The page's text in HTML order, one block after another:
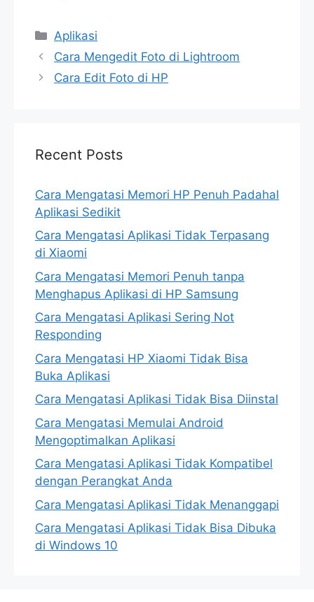
Categories
Aplikasi
Cara Mengedit Foto di Lightroom
Cara Edit Foto di HP
Recent Posts
Cara Mengatasi Memori HP Penuh Padahal
Aplikasi Sedikit
Cara Mengatasi Aplikasi Tidak Terpasang
di Xiaomi
Cara Mengatasi Memori Penuh tanpa
Menghapus Aplikasi di HP Samsung
Cara Mengatasi Aplikasi Sering Not
Responding
Cara Mengatasi HP Xiaomi Tidak Bisa
Buka Aplikasi
Cara Mengatasi Aplikasi Tidak Bisa Diinstal
Cara Mengatasi Memulai Android
Mengoptimalkan Aplikasi
Cara Mengatasi Aplikasi Tidak Kompatibel
dengan Perangkat Anda
Cara Mengatasi Aplikasi Tidak Menanggapi
Cara Mengatasi Aplikasi Tidak Bisa Dibuka
di Windows 10